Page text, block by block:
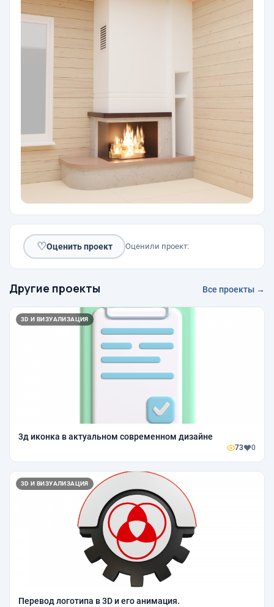
♡Оценить проект Оценили проект:
Другие проекты Все проекты →
3D И ВИЗУАЛИЗАЦИЯ
3д иконка в актуальном современном дизайне
73 0
3D И ВИЗУАЛИЗАЦИЯ
Перевод логотипа в 3D и его анимация.